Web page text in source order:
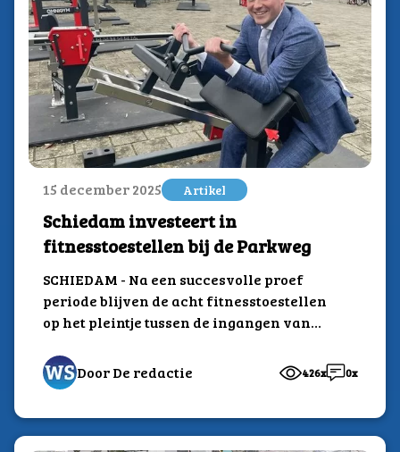
15 december 2025 Artikel
Schiedam investeert in
fitnesstoestellen bij de Parkweg
SCHIEDAM - Na een succesvolle proef
periode blijven de acht fitnesstoestellen
op het pleintje tussen de ingangen van
Door De redactie
426x 0x